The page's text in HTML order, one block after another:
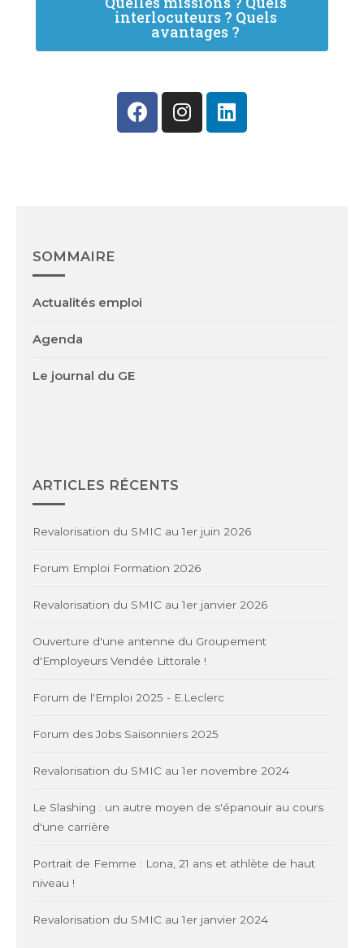
interlocuteurs ? Quels
avantages ?
SOMMAIRE
Actualités emploi
Agenda
Le journal du GE
ARTICLES RÉCENTS
Revalorisation du SMIC au 1er juin 2026
Forum Emploi Formation 2026
Revalorisation du SMIC au 1er janvier 2026
Ouverture d'une antenne du Groupement
d'Employeurs Vendée Littorale !
Forum de l'Emploi 2025 - E.Leclerc
Forum des Jobs Saisonniers 2025
Revalorisation du SMIC au 1er novembre 2024
Le Slashing : un autre moyen de s'épanouir au cours
d'une carrière
Portrait de Femme : Lona, 21 ans et athlète de haut
niveau !
Revalorisation du SMIC au 1er janvier 2024